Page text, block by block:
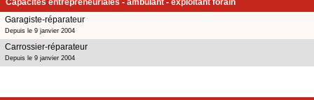
Capacités entrepreneuriales - ambulant - exploitant forain
Garagiste-réparateur
Depuis le 9 janvier 2004
Carrossier-réparateur
Depuis le 9 janvier 2004